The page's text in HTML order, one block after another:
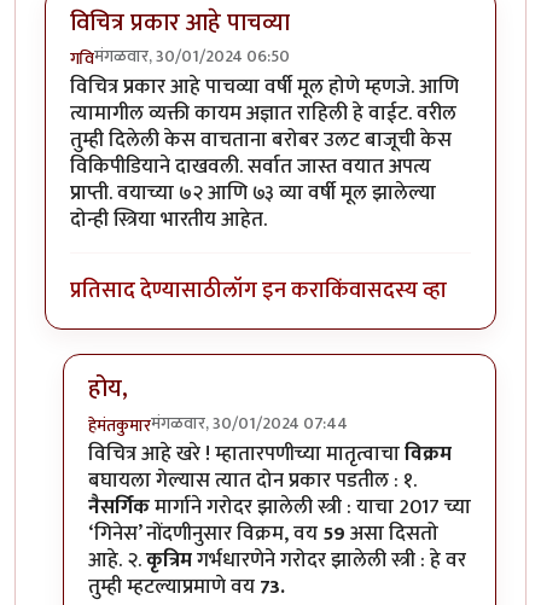
विचित्र प्रकार आहे पाचव्या
गविमंगळवार, 30/01/2024 06:50
विचित्र प्रकार आहे पाचव्या वर्षी मूल होणे म्हणजे. आणि
त्यामागील व्यक्ती कायम अज्ञात राहिली हे वाईट. वरील
तुम्ही दिलेली केस वाचताना बरोबर उलट बाजूची केस
विकिपीडियाने दाखवली. सर्वात जास्त वयात अपत्य
प्राप्ती. वयाच्या ७२ आणि ७३ व्या वर्षी मूल झालेल्या
दोन्ही स्त्रिया भारतीय आहेत.
प्रतिसाद देण्यासाठीलॉग इन कराकिंवासदस्य व्हा
होय,
हेमंतकुमारमंगळवार, 30/01/2024 07:44
In reply toविचित्र प्रकार आहे पाचव्याbyगवि
विचित्र आहे खरे ! म्हातारपणीच्या मातृत्वाचाविक्रम
बघायला गेल्यास त्यात दोन प्रकार पडतील : १.
नैसर्गिकमार्गाने गरोदर झालेली स्त्री : याचा 2017 च्या
‘गिनेस’ नोंदणीनुसार विक्रम, वय59असा दिसतो
आहे. २.कृत्रिमगर्भधारणेने गरोदर झालेली स्त्री : हे वर
तुम्ही म्हटल्याप्रमाणे वय73.